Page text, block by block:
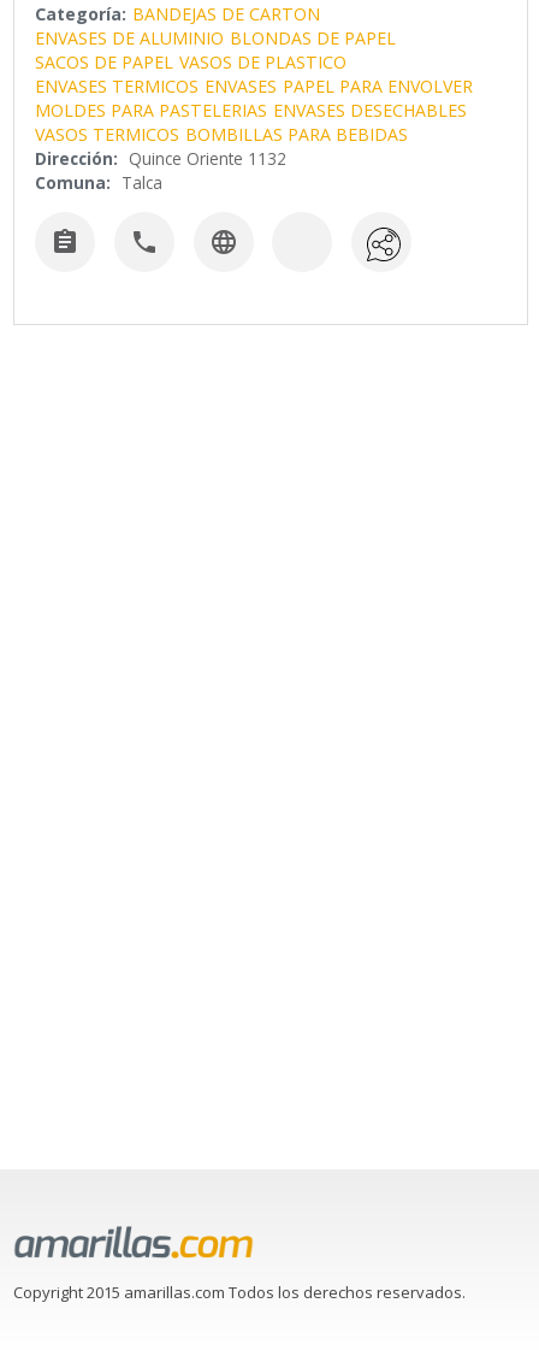
Categoría: BANDEJAS DE CARTON
ENVASES DE ALUMINIO BLONDAS DE PAPEL
SACOS DE PAPEL VASOS DE PLASTICO
ENVASES TERMICOS ENVASES PAPEL PARA ENVOLVER
MOLDES PARA PASTELERIAS ENVASES DESECHABLES
VASOS TERMICOS BOMBILLAS PARA BEBIDAS
Dirección: Quince Oriente 1132
Comuna: Talca
  
Copyright 2015 amarillas.com Todos los derechos reservados.